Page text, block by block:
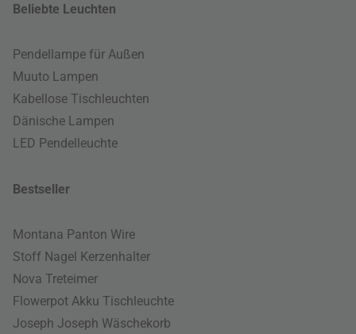
Beliebte Leuchten
Pendellampe für Außen
Muuto Lampen
Kabellose Tischleuchten
Dänische Lampen
LED Pendelleuchte
Bestseller
Montana Panton Wire
Stoff Nagel Kerzenhalter
Nova Treteimer
Flowerpot Akku Tischleuchte
Joseph Joseph Wäschekorb